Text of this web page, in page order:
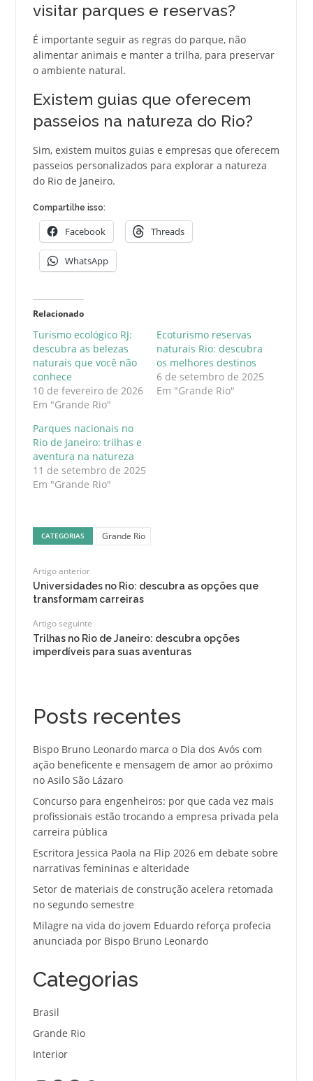
visitar parques e reservas?
É importante seguir as regras do parque, não
alimentar animais e manter a trilha, para preservar
o ambiente natural.
Existem guias que oferecem
passeios na natureza do Rio?
Sim, existem muitos guias e empresas que oferecem
passeios personalizados para explorar a natureza
do Rio de Janeiro.
Compartilhe isso:
Facebook Threads
WhatsApp
Relacionado
Turismo ecológico RJ:
descubra as belezas
naturais que você não
conhece
10 de fevereiro de 2026
Em "Grande Rio"
Ecoturismo reservas
naturais Rio: descubra
os melhores destinos
6 de setembro de 2025
Em "Grande Rio"
Parques nacionais no
Rio de Janeiro: trilhas e
aventura na natureza
11 de setembro de 2025
Em "Grande Rio"
CATEGORIAS Grande Rio
Artigo anterior
Universidades no Rio: descubra as opções que
transformam carreiras
Artigo seguinte
Trilhas no Rio de Janeiro: descubra opções
imperdíveis para suas aventuras
Posts recentes
Bispo Bruno Leonardo marca o Dia dos Avós com
ação beneficente e mensagem de amor ao próximo
no Asilo São Lázaro
Concurso para engenheiros: por que cada vez mais
profissionais estão trocando a empresa privada pela
carreira pública
Escritora Jessica Paola na Flip 2026 em debate sobre
narrativas femininas e alteridade
Setor de materiais de construção acelera retomada
no segundo semestre
Milagre na vida do jovem Eduardo reforça profecia
anunciada por Bispo Bruno Leonardo
Categorias
Brasil
Grande Rio
Interior